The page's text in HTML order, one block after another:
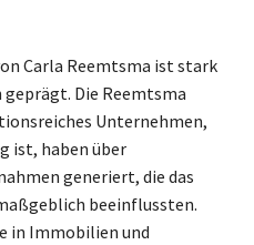
Carla Reemtsma ist stark
Die Reemtsma
Unternehmen,
ist, haben über
generiert, die das
beeinflussten.
in Immobilien und